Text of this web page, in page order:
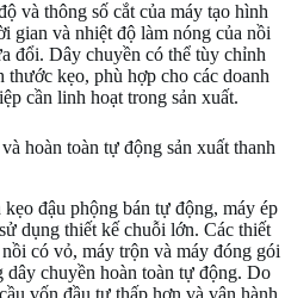
và thông số cắt của máy tạo hình
gian và nhiệt độ làm nóng của nồi
đổi. Dây chuyền có thể tùy chỉnh
thước kẹo, phù hợp cho các doanh
cần linh hoạt trong sản xuất.
hoàn toàn tự động sản xuất thanh
đậu phộng bán tự động, máy ép
dụng thiết kế chuỗi lớn. Các thiết
có vỏ, máy trộn và máy đóng gói
chuyền hoàn toàn tự động. Do
vốn đầu tư thấp hơn và vận hành